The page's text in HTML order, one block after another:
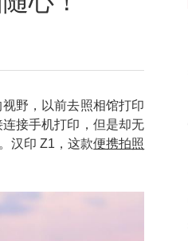
野，以前去照相馆打印
接手机打印，但是却无
汉印 Z1，这款便携拍照